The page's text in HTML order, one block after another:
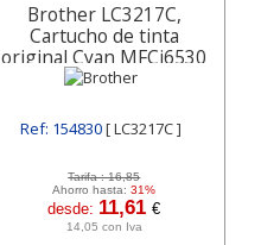
Brother LC3217C,
Cartucho de tinta
original Cyan MFCj6530
MFC-j6935 cian 550
Ref: 154830[ LC3217C ]
Tarifa :16,85
Ahorro hasta:31%
desde: 11,61€
14,05 con Iva